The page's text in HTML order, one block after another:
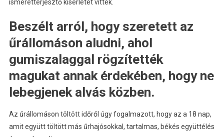
ismeretterjesztő kísérletet vittek.
Beszélt arról, hogy szeretett az
űrállomáson aludni, ahol
gumiszalaggal rögzítették
magukat annak érdekében, hogy ne
lebegjenek alvás közben.
Az űrállomáson töltött időről úgy fogalmazott, hogy az a 18 nap,
amit együtt töltött más űrhajósokkal, tartalmas, békés együttélés